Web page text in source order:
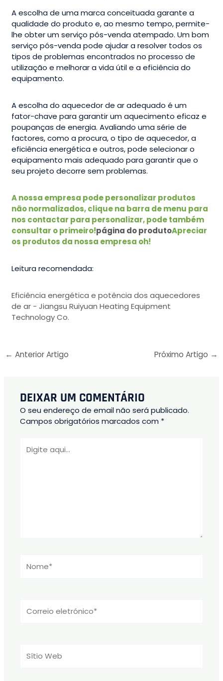
A escolha de uma marca conceituada garante a
qualidade do produto e, ao mesmo tempo, permite-
lhe obter um serviço pós-venda atempado. Um bom
serviço pós-venda pode ajudar a resolver todos os
tipos de problemas encontrados no processo de
utilização e melhorar a vida útil e a eficiência do
equipamento.
A escolha do aquecedor de ar adequado é um
fator-chave para garantir um aquecimento eficaz e
poupanças de energia. Avaliando uma série de
factores, como a procura, o tipo de aquecedor, a
eficiência energética e outros, pode selecionar o
equipamento mais adequado para garantir que o
seu projeto decorre sem problemas.
A nossa empresa pode personalizar produtos
não normalizados, clique na barra de menu para
nos contactar para personalizar, pode também
consultar o primeiro!página do produtoApreciar
os produtos da nossa empresa oh!
Leitura recomendada:
Eficiência energética e potência dos aquecedores
de ar - Jiangsu Ruiyuan Heating Equipment
Technology Co.
← Anterior Artigo Próximo Artigo →
DEIXAR UM COMENTÁRIO
O seu endereço de email não será publicado.
Campos obrigatórios marcados com *
aqui...
eletrónico*
Web